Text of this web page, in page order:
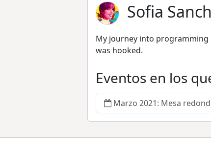
Sofia
My journey into programming
was hooked.
Eventos en los
Marzo 2021: Mesa